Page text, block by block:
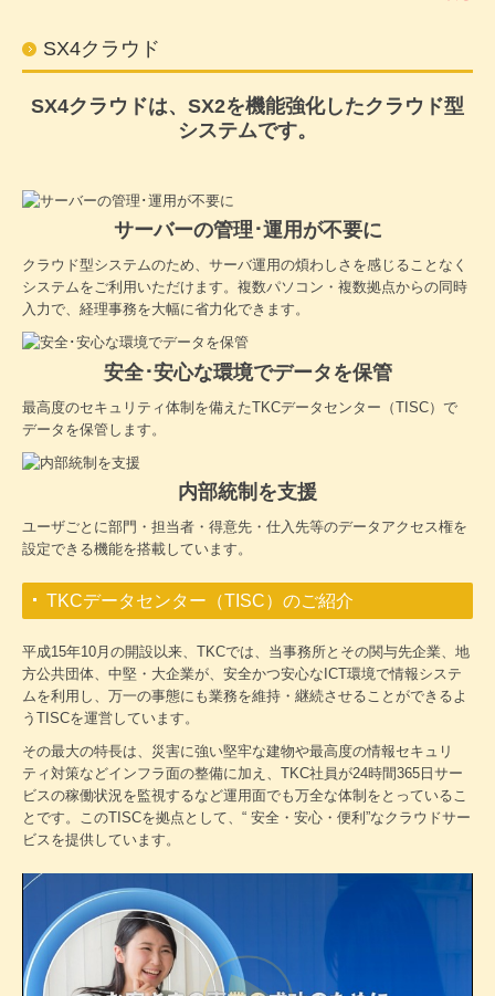
SX4クラウド
SX4クラウドは、SX2を機能強化したクラウド型
システムです。
サーバーの管理･運用が不要に
クラウド型システムのため、サーバ運用の煩わしさを感じることなく
システムをご利用いただけます。複数パソコン・複数拠点からの同時
入力で、経理事務を大幅に省力化できます。
安全･安心な環境でデータを保管
最高度のセキュリティ体制を備えたTKCデータセンター（TISC）で
データを保管します。
内部統制を支援
ユーザごとに部門・担当者・得意先・仕入先等のデータアクセス権を
設定できる機能を搭載しています。
TKCデータセンター（TISC）のご紹介
平成15年10月の開設以来、TKCでは、当事務所とその関与先企業、地
方公共団体、中堅・大企業が、安全かつ安心なICT環境で情報システ
ムを利用し、万一の事態にも業務を維持・継続させることができるよ
うTISCを運営しています。
その最大の特長は、災害に強い堅牢な建物や最高度の情報セキュリ
ティ対策などインフラ面の整備に加え、TKC社員が24時間365日サー
ビスの稼働状況を監視するなど運用面でも万全な体制をとっているこ
とです。このTISCを拠点として、“ 安全・安心・便利”なクラウドサー
ビスを提供しています。